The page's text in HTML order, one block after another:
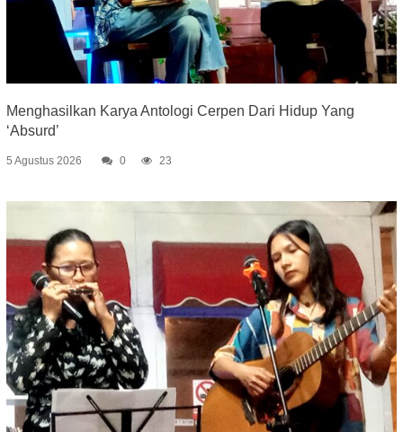
Menghasilkan Karya Antologi Cerpen Dari Hidup Yang
‘Absurd’
5 Agustus 2026 0 23